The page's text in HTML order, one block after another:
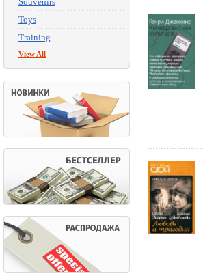
Toys
Training
View All